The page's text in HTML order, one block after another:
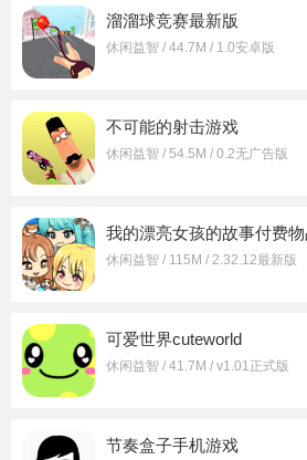
溜溜球竞赛最新版
休闲益智 / 44.7M / 1.0安卓版
不可能的射击游戏
休闲益智 / 54.5M / 0.2无广告版
我的漂亮女孩的故事付费物
休闲益智 / 115M / 2.32.12最新版
可爱世界cuteworld
休闲益智 / 41.7M / v1.01正式版
节奏盒子手机游戏